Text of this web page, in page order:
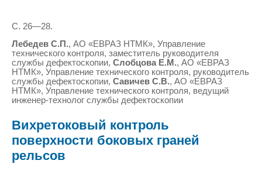
С. 26—28.
Лебедев С.П., АО «ЕВРАЗ НТМК», Управление
технического контроля, заместитель руководителя
службы дефектоскопии, Слобцова Е.М., АО «ЕВРАЗ
НТМК», Управление технического контроля, руководитель
службы дефектоскопии, Савичев С.В., АО «ЕВРАЗ
НТМК», Управление технического контроля, ведущий
инженер-технолог службы дефектоскопии
Вихретоковый контроль
поверхности боковых граней
рельсов